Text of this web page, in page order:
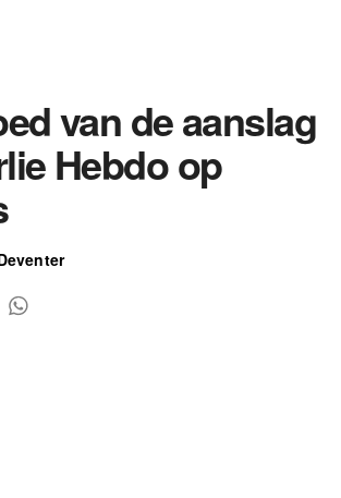
van de aanslag
Hebdo op